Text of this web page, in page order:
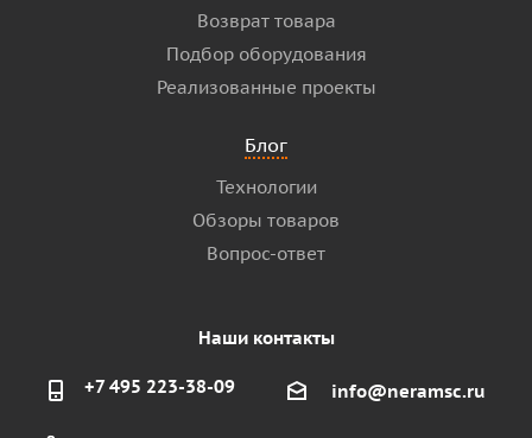
Возврат товара
Подбор оборудования
Реализованные проекты
Блог
Технологии
Обзоры товаров
Вопрос-ответ
Наши контакты
+7 495 223-38-09 info@neramsc.ru